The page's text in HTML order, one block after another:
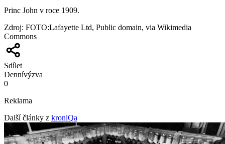
Princ John v roce 1909.
Zdroj: FOTO:Lafayette Ltd, Public domain, via Wikimedia
Commons
Sdílet
Dennívýzva
0
Reklama
Další články z kroniQa